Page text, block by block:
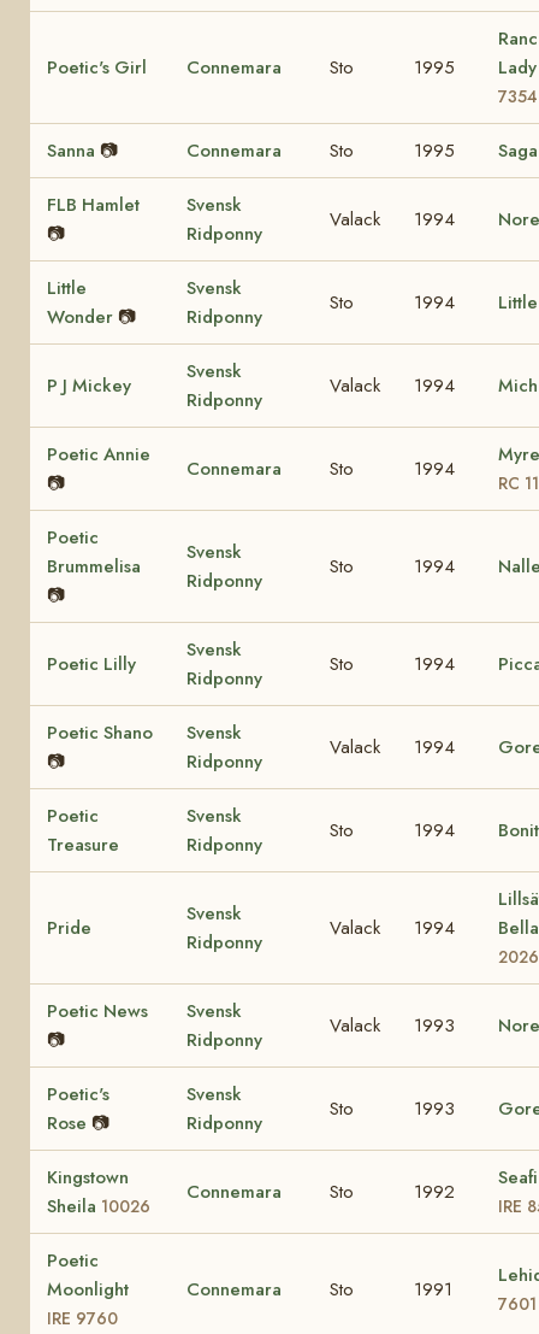
Poetic's Girl Connemara Sto 1995
7354
Sanna 📷 Connemara Sto 1995
FLB Hamlet
📷
Svensk
Ridponny
Valack 1994
Little
Wonder 📷
Svensk
Ridponny
Sto 1994
P J Mickey
Svensk
Ridponny
Valack 1994
Poetic Annie
📷
Connemara Sto 1994
RC
Poetic
Brummelisa
📷
Svensk
Ridponny
Sto 1994
Poetic Lilly
Svensk
Ridponny
Sto 1994
Poetic Shano
📷
Svensk
Ridponny
Valack 1994
Poetic
Treasure
Svensk
Ridponny
Sto 1994
Pride
Svensk
Ridponny
Valack 1994
2026
Poetic News
📷
Svensk
Ridponny
Valack 1993
Poetic's
Rose 📷
Svensk
Ridponny
Sto 1993
Kingstown
Sheila 10026
Connemara Sto 1992
IRE
Poetic
Moonlight
IRE 9760
Connemara Sto 1991
7601